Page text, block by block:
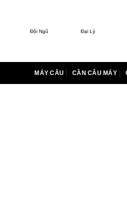
Đội Ngũ
Đại Lý
MÁY CÂU CẦN CÂU MÁY